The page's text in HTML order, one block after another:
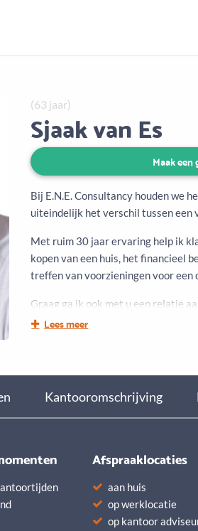
(63 jaar)
Sjaak van Es
Maak
Bij E.N.E. Consultancy houden we
uiteindelijk het verschil tussen een
Met ruim 30 jaar ervaring help ik
kopen van een huis, het financieel
treffen van voorzieningen voor een
Graag ga ik ook met u een relatie
Aangenaam,: Sjaak van Es
Lees meer
Kantooromschrijving
Afspraaklocaties
aan huis
op werklocatie
op kantoor